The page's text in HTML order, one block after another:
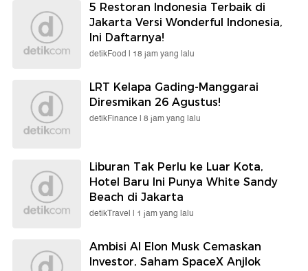
5 Restoran Indonesia Terbaik di
Jakarta Versi Wonderful Indonesia,
Ini Daftarnya!
detikFood | 18 jam yang lalu
LRT Kelapa Gading-Manggarai
Diresmikan 26 Agustus!
detikFinance | 8 jam yang lalu
Liburan Tak Perlu ke Luar Kota,
Hotel Baru Ini Punya White Sandy
Beach di Jakarta
detikTravel | 1 jam yang lalu
Ambisi AI Elon Musk Cemaskan
Investor, Saham SpaceX Anjlok